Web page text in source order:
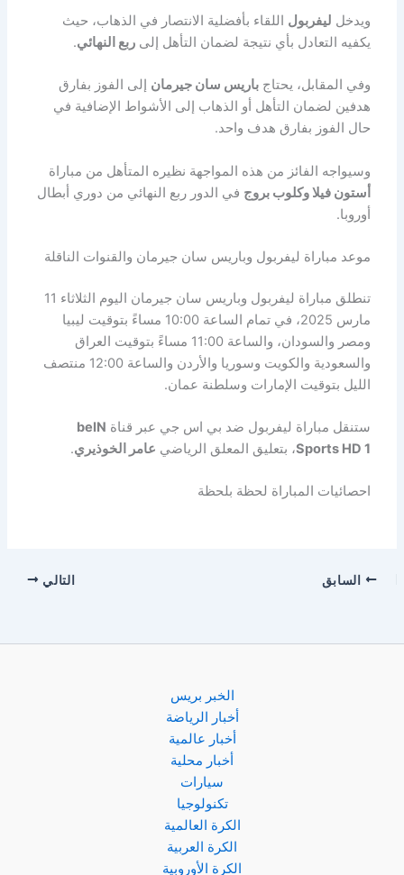
ويدخل ليفربول اللقاء بأفضلية الانتصار في الذهاب، حيث
يكفيه التعادل بأي نتيجة لضمان التأهل إلىربع النهائي.
وفي المقابل، يحتاجباريس سان جيرمان إلى الفوز بفارق
هدفين لضمان التأهل أو الذهاب إلى الأشواط الإضافية في
حال الفوز بفارق هدف واحد.
وسيواجه الفائز من هذه المواجهة نظيره المتأهل من مباراة
أستون فيلا وكلوب بروج في الدور ربع النهائي من دوري أبطال
أوروبا.
موعد مباراة ليفربول وباريس سان جيرمان والقنوات الناقلة
تنطلق مباراة ليفربول وباريس سان جيرمان اليوم الثلاثاء 11
مارس 2025، في تمام الساعة 10:00 مساءً بتوقيت ليبيا
ومصر والسودان، والساعة 11:00 مساءً بتوقيت العراق
والسعودية والكويت وسوريا والأردن والساعة 12:00 منتصف
الليل بتوقيت الإمارات وسلطنة عمان.
ستنقل مباراة ليفربول ضد بي اس جي عبر قناة beIN
Sports HD 1، بتعليق المعلق الرياضي عامر الخوذيري.
احصائيات المباراة لحظة بلحظة
السابق التالي
الخبر بريس
أخبار الرياضة
أخبار عالمية
أخبار محلية
سيارات
تكنولوجيا
الكرة العالمية
الكرة العربية
الكرة الأوروبية